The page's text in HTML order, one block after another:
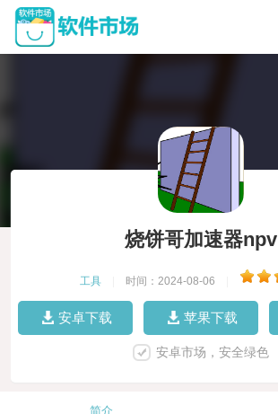
烧饼哥加速器npv
工具 时间：2024-08-06
安卓下载 苹果下载
安卓市场，安全绿色
简介